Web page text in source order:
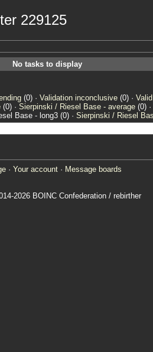
229125
No tasks to display
(0) · Validation inconclusive (0) · Valid
(0) · Sierpinski / Riesel Base - average(0) ·
Base - long3 (0) · Sierpinski / Riesel
· Your account · Message boards
2026 BOINC Confederation / rebirther